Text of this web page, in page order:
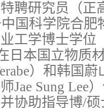
聘研究员
（
国科学院合
工学博士学位
日本国立物质
）和韩国蔚
Jae Sung Lee
协助指导博/